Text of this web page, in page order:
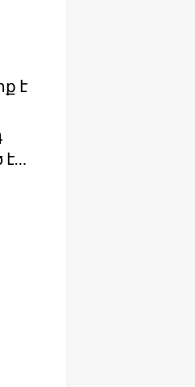
է
է…